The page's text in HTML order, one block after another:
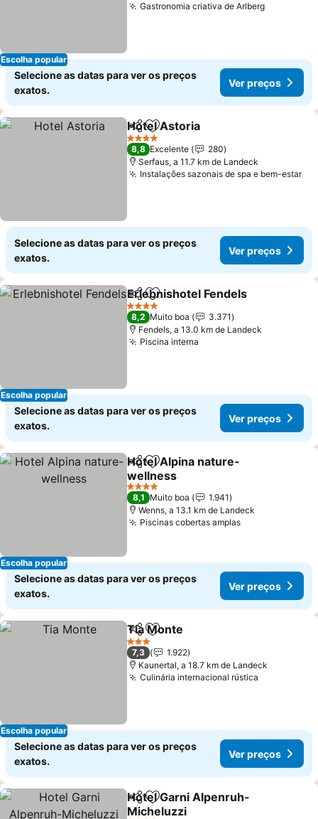
Escolha popular
Gastronomia criativa de Arlberg
Selecione as datas para ver os preços
exatos.
Ver preços
PartilharAdicionar aos favoritos
Hotel Astoria
4 Estrelas
8,8 Excelente
280
Serfaus, a 11.7 km de Landeck
Instalações sazonais de spa e bem-estar
Selecione as datas para ver os preços
exatos.
Ver preços
Escolha popular
PartilharAdicionar aos favoritos
Erlebnishotel Fendels
4 Estrelas
8,2 Muito boa
3.371
Fendels, a 13.0 km de Landeck
Piscina interna
Selecione as datas para ver os preços
exatos.
Ver preços
Escolha popular
PartilharAdicionar aos favoritos
Hotel Alpina nature-
wellness
4 Estrelas
8,1 Muito boa
1.941
Wenns, a 13.1 km de Landeck
Piscinas cobertas amplas
Selecione as datas para ver os preços
exatos.
Ver preços
Escolha popular
PartilharAdicionar aos favoritos
Tia Monte
3 Estrelas
7,3
1.922
Kaunertal, a 18.7 km de Landeck
Culinária internacional rústica
Selecione as datas para ver os preços
exatos.
Ver preços
PartilharAdicionar aos favoritos
Hotel Garni Alpenruh-
Micheluzzi